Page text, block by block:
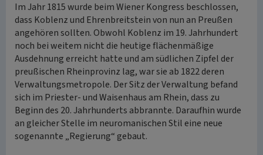
Im Jahr 1815 wurde beim Wiener Kongress beschlossen,
dass Koblenz und Ehrenbreitstein von nun an Preußen
angehören sollten. Obwohl Koblenz im 19. Jahrhundert
noch bei weitem nicht die heutige flächenmäßige
Ausdehnung erreicht hatte und am südlichen Zipfel der
preußischen Rheinprovinz lag, war sie ab 1822 deren
Verwaltungsmetropole. Der Sitz der Verwaltung befand
sich im Priester- und Waisenhaus am Rhein, dass zu
Beginn des 20. Jahrhunderts abbrannte. Daraufhin wurde
an gleicher Stelle im neuromanischen Stil eine neue
sogenannte „Regierung“ gebaut.